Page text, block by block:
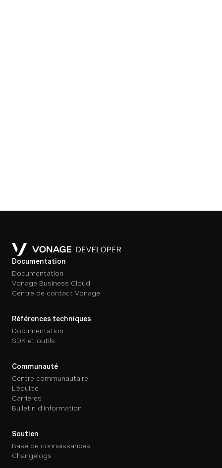
Documentation
Documentation
Vonage Business Cloud
Centre de contact Vonage
Références techniques
Documentation
SDK et outils
Communauté
Centre communautaire
L'équipe
Carrières
Bulletin d'information
Soutien
Base de connaissances
Changelogs